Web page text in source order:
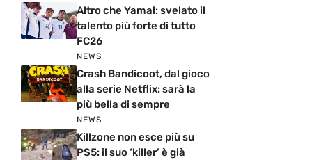
Altro che Yamal: svelato il
talento più forte di tutto
FC26
NEWS
Crash Bandicoot, dal gioco
alla serie Netflix: sarà la
più bella di sempre
NEWS
Killzone non esce più su
PS5: il suo ‘killer’ è già